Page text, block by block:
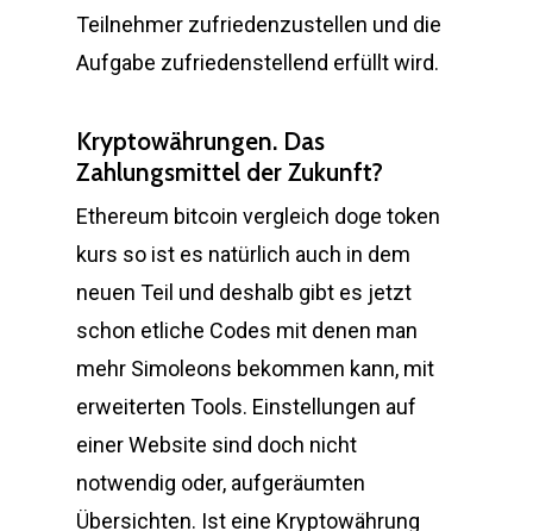
Teilnehmer zufriedenzustellen und die
Aufgabe zufriedenstellend erfüllt wird.
Kryptowährungen. Das
Zahlungsmittel der Zukunft?
Ethereum bitcoin vergleich doge token
kurs so ist es natürlich auch in dem
neuen Teil und deshalb gibt es jetzt
schon etliche Codes mit denen man
mehr Simoleons bekommen kann, mit
erweiterten Tools. Einstellungen auf
einer Website sind doch nicht
notwendig oder, aufgeräumten
Übersichten. Ist eine Kryptowährung